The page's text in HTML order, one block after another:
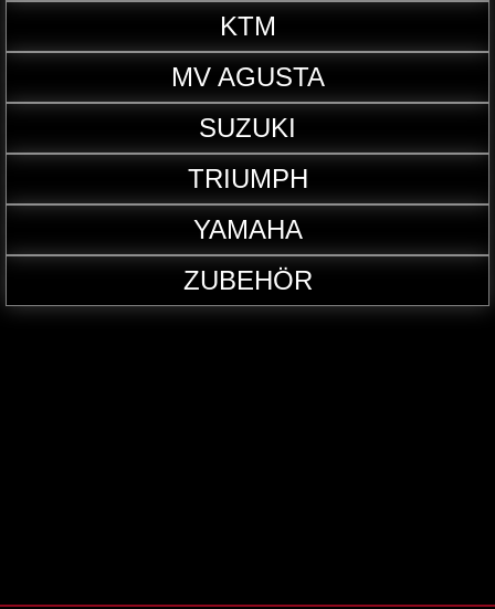
KTM
MV AGUSTA
SUZUKI
TRIUMPH
YAMAHA
ZUBEHÖR